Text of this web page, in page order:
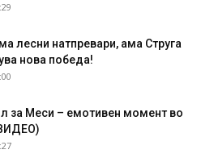
лесни натпревари, ама Струга
нова победа!
за Меси – емотивен момент во